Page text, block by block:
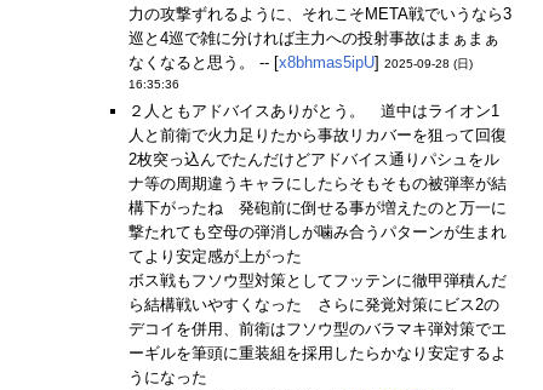
力の攻撃ずれるように、それこそMETA戦でいうなら3
巡と4巡で雑に分ければ主力への投射事故はまぁまぁ
なくなると思う。 -- [x8bhmas5ipU] 2025-09-28 (日)
16:35:36
２人ともアドバイスありがとう。 道中はライオン1
人と前衛で火力足りたから事故リカバーを狙って回復
2枚突っ込んでたんだけどアドバイス通りパシュをル
ナ等の周期違うキャラにしたらそもそもの被弾率が結
構下がったね 発砲前に倒せる事が増えたのと万一に
撃たれても空母の弾消しが噛み合うパターンが生まれ
てより安定感が上がった
ボス戦もフソウ型対策としてフッテンに徹甲弾積んだ
ら結構戦いやすくなった さらに発覚対策にビス2の
デコイを併用、前衛はフソウ型のバラマキ弾対策でエ
ーギルを筆頭に重装組を採用したらかなり安定するよ
うになった